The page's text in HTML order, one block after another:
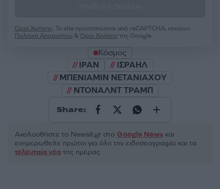
Όροι Χρήσης. Το site προστατεύεται από reCAPTCHA, ισχύουν
Πολιτική Απορρήτου &Όροι Χρήσης της Google.
Κόσμος
ΙΡΑΝ
ΙΣΡΑΗΛ
ΜΠΕΝΙΑΜΙΝ ΝΕΤΑΝΙΑΧΟΥ
ΝΤΟΝΑΛΝΤ ΤΡΑΜΠ
Share:
Ακολουθήστε το Νewsit.gr στο Google News και
ενημερωθείτε πρώτοι για όλη την ειδησεογραφία και τα
τελευταία νέα της ημέρας